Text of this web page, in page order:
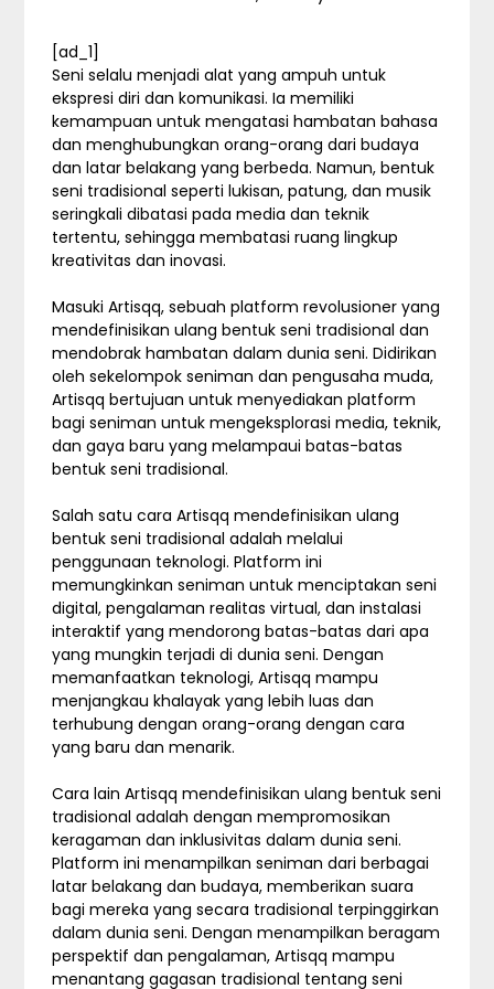
[ad_1]
Seni selalu menjadi alat yang ampuh untuk
ekspresi diri dan komunikasi. Ia memiliki
kemampuan untuk mengatasi hambatan bahasa
dan menghubungkan orang-orang dari budaya
dan latar belakang yang berbeda. Namun, bentuk
seni tradisional seperti lukisan, patung, dan musik
seringkali dibatasi pada media dan teknik
tertentu, sehingga membatasi ruang lingkup
kreativitas dan inovasi.
Masuki Artisqq, sebuah platform revolusioner yang
mendefinisikan ulang bentuk seni tradisional dan
mendobrak hambatan dalam dunia seni. Didirikan
oleh sekelompok seniman dan pengusaha muda,
Artisqq bertujuan untuk menyediakan platform
bagi seniman untuk mengeksplorasi media, teknik,
dan gaya baru yang melampaui batas-batas
bentuk seni tradisional.
Salah satu cara Artisqq mendefinisikan ulang
bentuk seni tradisional adalah melalui
penggunaan teknologi. Platform ini
memungkinkan seniman untuk menciptakan seni
digital, pengalaman realitas virtual, dan instalasi
interaktif yang mendorong batas-batas dari apa
yang mungkin terjadi di dunia seni. Dengan
memanfaatkan teknologi, Artisqq mampu
menjangkau khalayak yang lebih luas dan
terhubung dengan orang-orang dengan cara
yang baru dan menarik.
Cara lain Artisqq mendefinisikan ulang bentuk seni
tradisional adalah dengan mempromosikan
keragaman dan inklusivitas dalam dunia seni.
Platform ini menampilkan seniman dari berbagai
latar belakang dan budaya, memberikan suara
bagi mereka yang secara tradisional terpinggirkan
dalam dunia seni. Dengan menampilkan beragam
perspektif dan pengalaman, Artisqq mampu
menantang gagasan tradisional tentang seni